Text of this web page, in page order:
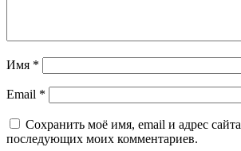
Имя *
Email *
Сохранить моё имя, email и адрес
последующих моих комментариев.